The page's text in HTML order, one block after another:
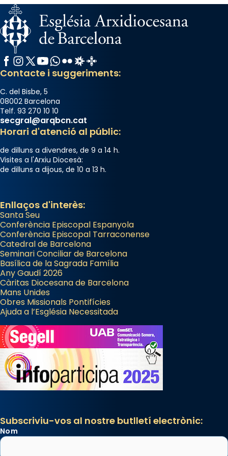
Arquebisbat de Barcelona
2 weeks ago
Memòria de les santes Juliana i
Semproniana, verges i màrtirs.
Acompanyant la història de sant Cugat, a
partir de l’Edat Mitjana sorgeix la tradició
que les santes Juliana (“relatiu a Júlia”) i
Semproniana (“relatiu a Semprònia =
eterna”) són deixebles seves. I l’any 1667, el
frare Joan Gaspar Roig, afirma en una obra
que les santes són filles de l’antiga Iluro.
Mataró en reivindicarà les relíquies fins que
a la “Missa de les Santes” (“Missa de
Glòria”) fou composta el 1848 per Mn.
Manuel Blanch, amb aire d’òpera
italianitzant; s’interpreta per privilegi
pontifici, amb orquestra i cor, i té una
duració aproximada de tres hores. Després,
processó (recuperada el 1972) al voltant
del temple amb les relíquies de les santes.
Des de 1985 hi participa també un grup de
diablesses amb música i ball propis. Festa
gran a Mataró.
«Si vols saber què és calor, ves per les
Santes a Mataró»🥵.
Photo
View on Facebook · Share
Facebook
Instagram
X / Twitter
YouTube
WhatsApp
FlickrRadio Estel
Catalunya Cristiana
Contacte i suggeriments:
C. del Bisbe, 5
08002 Barcelona
Telf. 93 270 10 10
secgral@arqbcn.cat
Horari d'atenció al públic:
de dilluns a divendres, de 9 a 14 h.
Visites a l'Arxiu Diocesà:
de dilluns a dijous, de 10 a 13 h.
Enllaços d'interès:
Santa Seu
Conferència Episcopal Espanyola
Conferència Episcopal Tarraconense
Catedral de Barcelona
Seminari Conciliar de Barcelona
Basílica de la Sagrada Família
Any Gaudí 2026
Càritas Diocesana de Barcelona
Mans Unides
Obres Missionals Pontifícies
Ajuda a l’Església Necessitada
Subscriviu-vos al nostre butlletí electrònic:
Nom